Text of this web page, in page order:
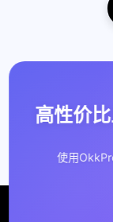
高性价
使用